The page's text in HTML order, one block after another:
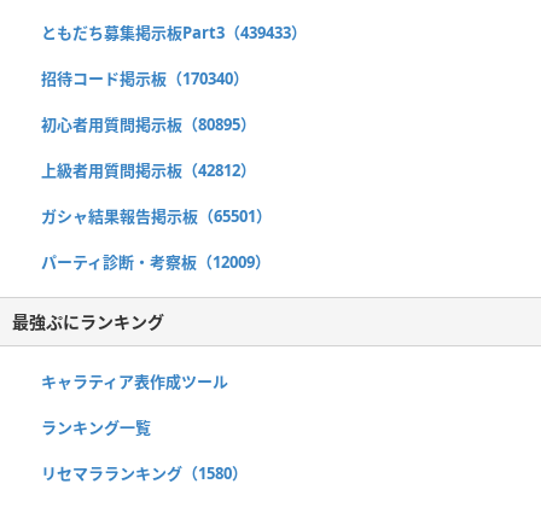
ともだち募集掲示板Part3（439433）
招待コード掲示板（170340）
初心者用質問掲示板（80895）
上級者用質問掲示板（42812）
ガシャ結果報告掲示板（65501）
パーティ診断・考察板（12009）
最強ぷにランキング
キャラティア表作成ツール
ランキング一覧
リセマラランキング（1580）